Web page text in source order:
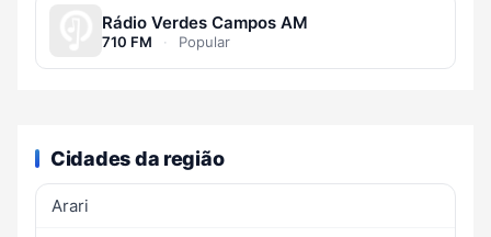
Rádio Verdes Campos AM
710 FM · Popular
Cidades da região
Arari